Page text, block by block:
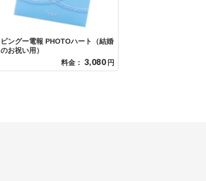
ピングー電報 PHOTOハート（結婚
のお祝い用）
料金： 3,080 円